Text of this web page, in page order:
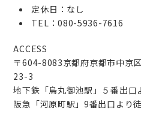
定休日：なし
TEL：080-5936-7616
ACCESS
〒604-8083京都府京都市中京
23-3
地下鉄「烏丸御池駅」５番出口
阪急「河原町駅」9番出口より